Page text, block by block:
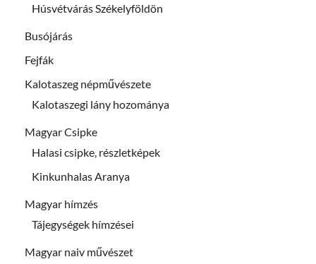
Húsvétvárás Székelyföldön
Busójárás
Fejfák
Kalotaszeg népművészete
Kalotaszegi lány hozománya
Magyar Csipke
Halasi csipke, részletképek
Kinkunhalas Aranya
Magyar hímzés
Tájegységek hímzései
Magyar naiv művészet